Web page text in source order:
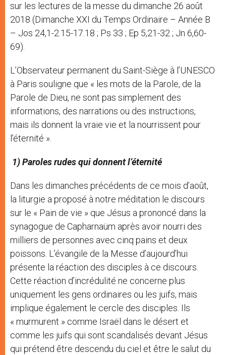
sur les lectures de la messe du dimanche 26 août
2018 (Dimanche XXI du Temps Ordinaire – Année B
– Jos 24,1-2.15-17.18 ; Ps 33 ; Ep 5,21-32 ; Jn 6,60-
69).
L’Observateur permanent du Saint-Siège à l’UNESCO
à Paris souligne que « les mots de la Parole, de la
Parole de Dieu, ne sont pas simplement des
informations, des narrations ou des instructions,
mais ils donnent la vraie vie et la nourrissent pour
l’éternité ».
1) Paroles rudes qui donnent l’éternité
Dans les dimanches précédents de ce mois d’août,
la liturgie a proposé à notre méditation le discours
sur le « Pain de vie » que Jésus a prononcé dans la
synagogue de Capharnaüm après avoir nourri des
milliers de personnes avec cinq pains et deux
poissons. L’évangile de la Messe d’aujourd’hui
présente la réaction des disciples à ce discours.
Cette réaction d’incrédulité ne concerne plus
uniquement les gens ordinaires ou les juifs, mais
implique également le cercle des disciples. Ils
« murmurent » comme Israël dans le désert et
comme les juifs qui sont scandalisés devant Jésus
qui prétend être descendu du ciel et être le salut du